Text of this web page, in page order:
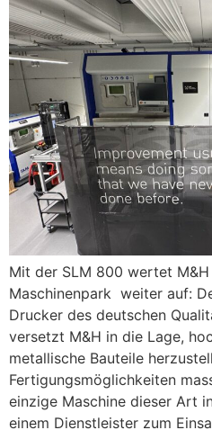
Mit der SLM 800 wertet
Maschinenpark weiter auf:
Drucker des deutschen
versetzt M&H in die Lage,
metallische Bauteile
Fertigungsmöglichkeiten
einzige Maschine dieser Art
einem Dienstleister zum